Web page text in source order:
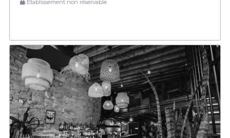
Établissement non réservable